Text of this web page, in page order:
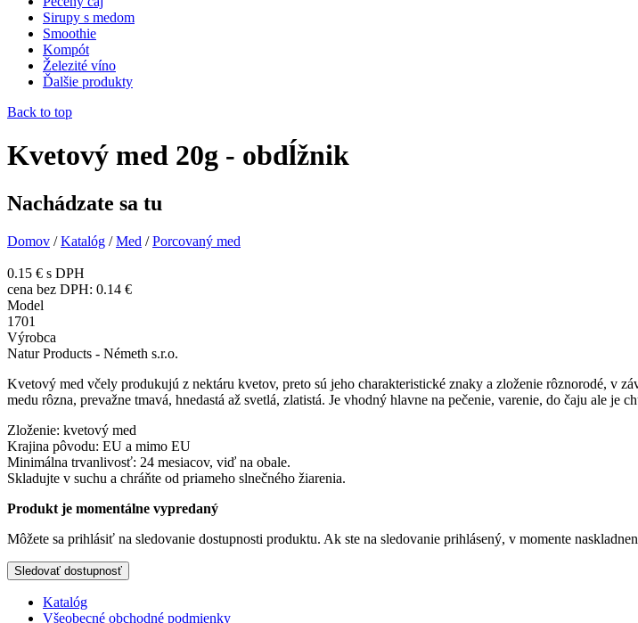
Sirupy s medom
Smoothie
Kompót
Železité víno
Ďalšie produkty
Back to top
Kvetový med 20g - obdĺžnik
Nachádzate sa tu
Domov /Katalóg /Med /Porcovaný med
0.15 € s DPH
cena bez DPH: 0.14 €
Model
1701
Výrobca
Natur Products - Németh s.r.o.
Kvetový med včely produkujú z nektáru kvetov, preto sú jeho charakteristické znaky a zloženie rôznorodé, v
medu rôzna, prevažne tmavá, hnedastá až svetlá, zlatistá. Je vhodný hlavne na pečenie, varenie, do čaju ale je
Zloženie: kvetový med
Krajina pôvodu: EU a mimo EU
Minimálna trvanlivosť: 24 mesiacov, viď na obale.
Skladujte v suchu a chráňte od priameho slnečného žiarenia.
Produkt je momentálne vypredaný
Môžete sa prihlásiť na sledovanie dostupnosti produktu. Ak ste na sledovanie prihlásený, v momente
Katalóg
Všeobecné obchodné podmienky